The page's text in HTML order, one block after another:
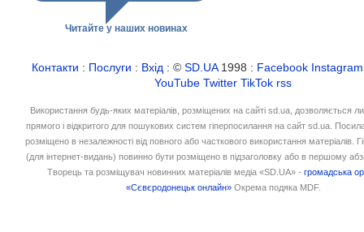
Читайте у наших новинах
Контакти : Послуги : Вхід : ©SD.UA1998 : Facebook Instagram
YouTube Twitter TikTok rss
Використання будь-яких матеріалів, розміщених на сайті sd.ua, дозволяється
прямого і відкритого для пошукових систем гіперпосилання на сайт sd.ua.
розміщено в незалежності від повного або часткового використання матеріалів.
(для інтернет-видань) повинно бути розміщено в підзаголовку або в першому
Творець та розміщувач новинних матеріалів медіа «SD.UA» -громадська
«Сєвєродонецьк онлайн» Окрема подяка MDF.